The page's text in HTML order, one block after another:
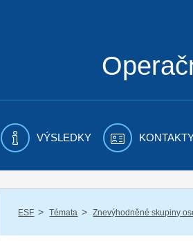
VÝSLEDKY
ESF / Témata / Znevýhodněné skupiny